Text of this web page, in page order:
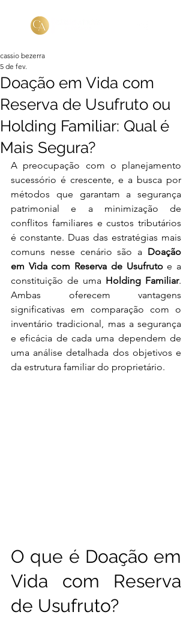
Doação em Vida com
Reserva de Usufruto ou
Holding Familiar: Qual é
Mais Segura?
cassio bezerra
5 de fev.
A preocupação com o planejamento
sucessório é crescente, e a busca por
métodos que garantam a segurança
patrimonial e a minimização de
conflitos familiares e custos tributários
é constante. Duas das estratégias mais
comuns nesse cenário são a Doação
em Vida com Reserva de Usufruto e a
constituição de uma Holding Familiar.
Ambas oferecem vantagens
significativas em comparação com o
inventário tradicional, mas a segurança
e eficácia de cada uma dependem de
uma análise detalhada dos objetivos e
da estrutura familiar do proprietário.
O que é Doação em
Vida com Reserva
de Usufruto?